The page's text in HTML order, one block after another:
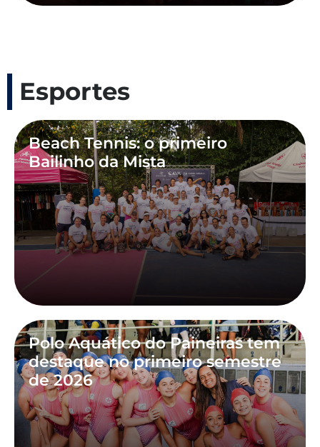
Esportes
Beach Tennis: o primeiro
Bailinho da Mista
Polo Aquático do Paineiras tem
destaque no primeiro semestre
de 2026